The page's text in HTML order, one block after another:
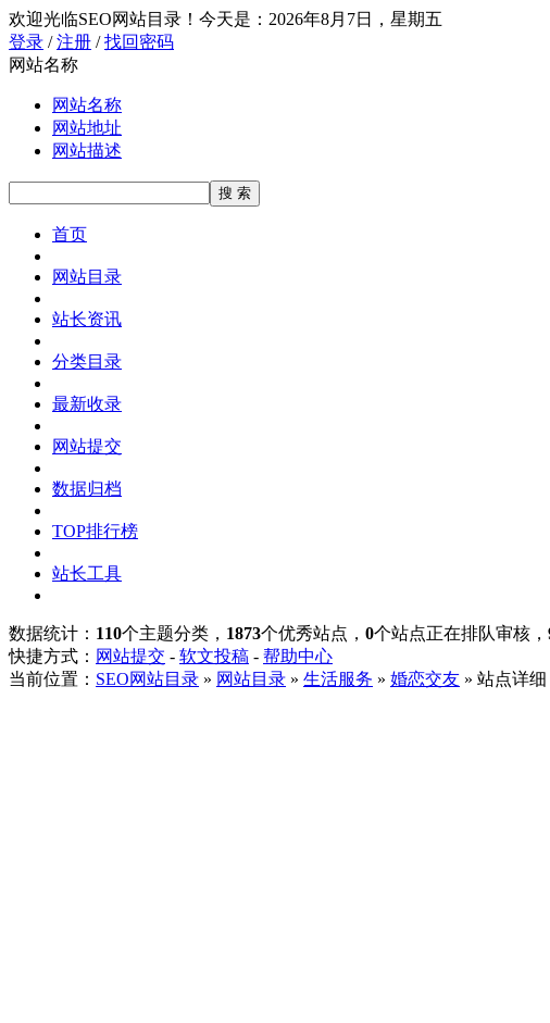
欢迎光临SEO网站目录！ 今天是：2026年8月7日，星期五
登录 /注册 /找回密码
网站名称
网站名称
网站地址
网站描述
首页
网站目录
站长资讯
分类目录
最新收录
网站提交
数据归档
TOP排行榜
站长工具
数据统计： 110个主题分类， 1873个优秀站点， 0个站点正在排队审核，
快捷方式： 网站提交 - 软文投稿 - 帮助中心
当前位置： SEO网站目录 » 网站目录 » 生活服务 » 婚恋交友 » 站点详细